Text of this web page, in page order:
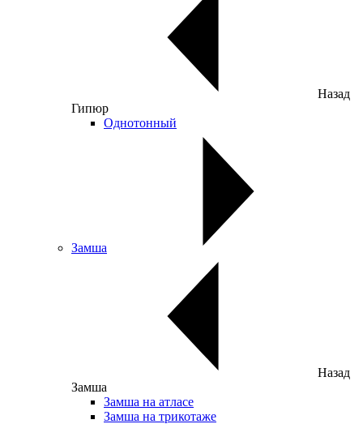
Назад
Гипюр
Однотонный
Замша
Назад
Замша
Замша на атласе
Замша на трикотаже